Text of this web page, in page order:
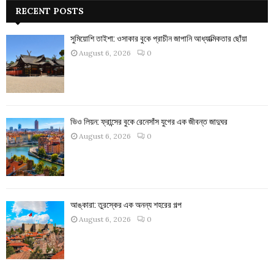
RECENT POSTS
সুমিয়োশি তাইশা: ওসাকার বুকে প্রাচীন জাপানি আধ্যাত্মিকতার ছোঁয়া
August 6, 2026 0
ভিও লিয়ন: ফ্রান্সের বুকে রেনেসাঁস যুগের এক জীবন্ত জাদুঘর
August 6, 2026 0
আঙ্কারা: তুরস্কের এক অনন্য শহরের গল্প
August 6, 2026 0